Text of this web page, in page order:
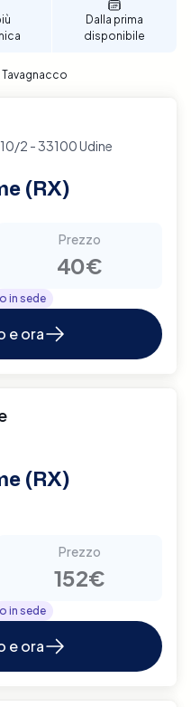
con Elty e affronta
con efficienza e
Dalla prima
disponibile
2 - 33100 Udine
(RX)
Prezzo
40€
in sede
e ora
(RX)
Prezzo
152€
in sede
e ora